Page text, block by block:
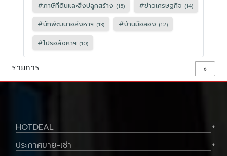
#ภาษีที่ดินและสิ่งปลูกสร้าง (15) #ข่าวเศรษฐกิจ (14)
#นักพัฒนาอสังหาฯ (13) #บ้านมือสอง (12)
#โปรอสังหาฯ (10)
รายการ »
HOTDEAL +
ประกาศขาย-เช่า +